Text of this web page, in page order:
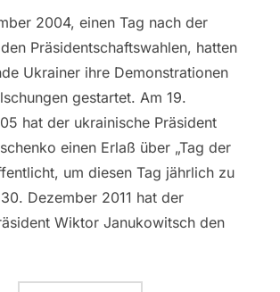
2004, einen Tag nach der
Präsidentschaftswahlen, hatten
Ukrainer ihre Demonstrationen
gestartet. Am 19.
hat der ukrainische Präsident
einen Erlaß über „Tag der
um diesen Tag jährlich zu
Dezember 2011 hat der
Wiktor Janukowitsch den